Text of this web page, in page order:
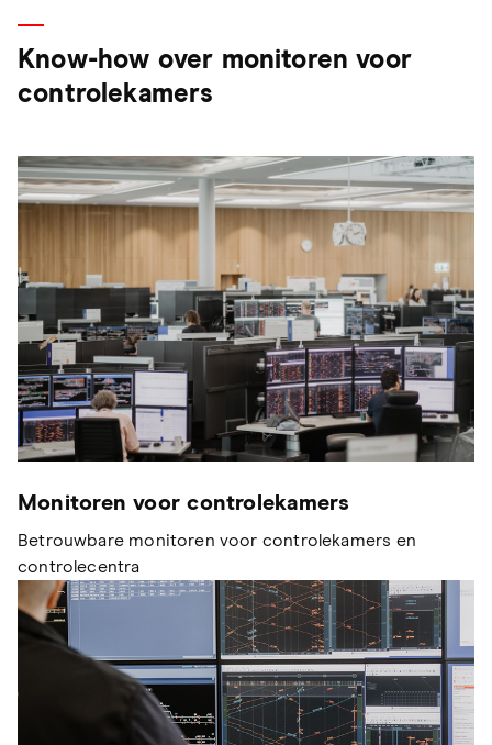
Know-how over monitoren voor
controlekamers
Monitoren voor controlekamers
Betrouwbare monitoren voor controlekamers en
controlecentra